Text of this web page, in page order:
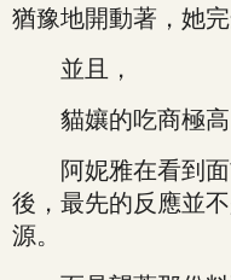
猶豫地開動著，她
並且，
貓孃的吃商極高
阿妮雅在看到面
後，最先的反應並
源。